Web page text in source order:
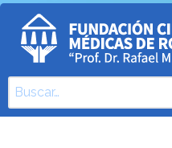
Buscar
Type 2 or more characters